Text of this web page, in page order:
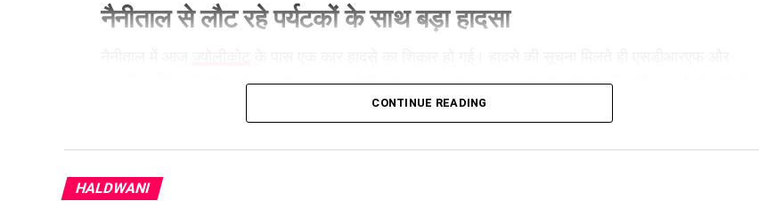
नैनीताल से लौट रहे पर्यटकों के साथ बड़ा हादसा
स्थानीय पुलिस की टीम तुरंत घटनास्थल पर पहुंची। संयुक्त रूप से चलाए गए रेस्क्यू अभियान में सभी घायलों को खाई से
सुरक्षित बाहर निकालकर उपचार के लिए अस्पताल भेजा गया।
ज्योलीकोट के पास कार खाई में गिरी
प्रारंभिक जानकारी के अनुसार, पर्यटक नैनीताल भ्रमण के बाद टैक्सी से हल्द्वानी की ओर लौट रहे थे। इसी दौरान
CONTINUE READING
HALDWANI